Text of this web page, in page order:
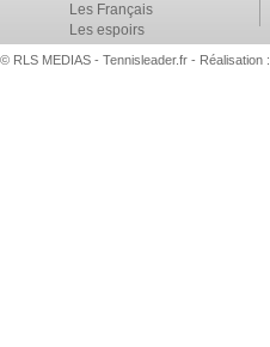
Les Français
Les espoirs
© RLS MEDIAS - Tennisleader.fr - Réalisation :